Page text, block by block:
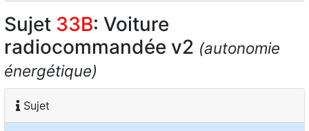
Sujet 33B: Voiture
radiocommandée v2 (autonomie
énergétique)
Sujet